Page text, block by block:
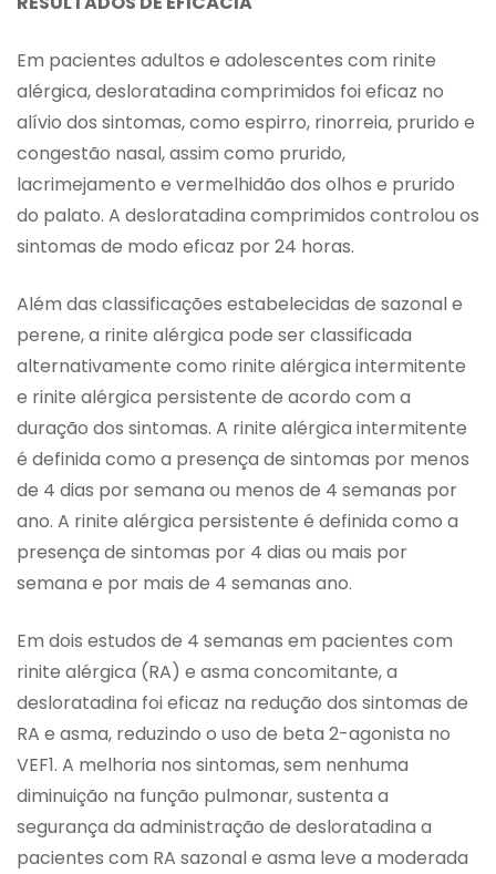
Em pacientes adultos e adolescentes com rinite
alérgica, desloratadina comprimidos foi eficaz no
alívio dos sintomas, como espirro, rinorreia, prurido e
congestão nasal, assim como prurido,
lacrimejamento e vermelhidão dos olhos e prurido
do palato. A desloratadina comprimidos controlou os
sintomas de modo eficaz por 24 horas.
Além das classificações estabelecidas de sazonal e
perene, a rinite alérgica pode ser classificada
alternativamente como rinite alérgica intermitente
e rinite alérgica persistente de acordo com a
duração dos sintomas. A rinite alérgica intermitente
é definida como a presença de sintomas por menos
de 4 dias por semana ou menos de 4 semanas por
ano. A rinite alérgica persistente é definida como a
presença de sintomas por 4 dias ou mais por
semana e por mais de 4 semanas ano.
Em dois estudos de 4 semanas em pacientes com
rinite alérgica (RA) e asma concomitante, a
desloratadina foi eficaz na redução dos sintomas de
RA e asma, reduzindo o uso de beta 2-agonista no
VEF1. A melhoria nos sintomas, sem nenhuma
diminuição na função pulmonar, sustenta a
segurança da administração de desloratadina a
pacientes com RA sazonal e asma leve a moderada